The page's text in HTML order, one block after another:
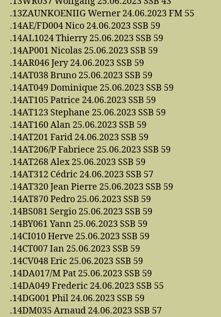
.13ZAUNKOENIIG Werner 24.06.2023 FM 55
.14AE/FD004 Nico 24.06.2023 SSB 59
.14AL1024 Thierry 25.06.2023 SSB 59
.14AP001 Nicolas 25.06.2023 SSB 59
.14AR046 Jery 24.06.2023 SSB 59
.14AT038 Bruno 25.06.2023 SSB 59
.14AT049 Dominique 25.06.2023 SSB 59
.14AT105 Patrice 24.06.2023 SSB 59
.14AT123 Stephane 25.06.2023 SSB 59
.14AT160 Alan 25.06.2023 SSB 59
.14AT201 Farid 24.06.2023 SSB 59
.14AT206/P Fabriece 25.06.2023 SSB 59
.14AT268 Alex 25.06.2023 SSB 59
.14AT312 Cédric 24.06.2023 SSB 57
.14AT320 Jean Pierre 25.06.2023 SSB 59
.14AT870 Pedro 25.06.2023 SSB 59
.14BS081 Sergio 25.06.2023 SSB 59
.14BY061 Yann 25.06.2023 SSB 59
.14CI010 Herve 25.06.2023 SSB 59
.14CT007 Ian 25.06.2023 SSB 59
.14CV048 Eric 25.06.2023 SSB 59
.14DA017/M Pat 25.06.2023 SSB 59
.14DA049 Frederic 24.06.2023 SSB 55
.14DG001 Phil 24.06.2023 SSB 59
.14DM035 Arnaud 24.06.2023 SSB 57